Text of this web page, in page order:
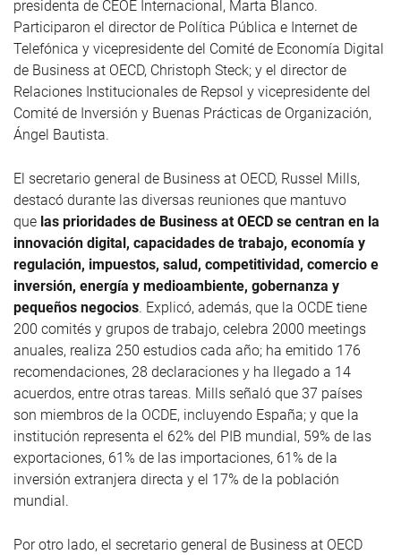
presidenta de CEOE Internacional, Marta Blanco.
Participaron el director de Política Pública e Internet de
Telefónica y vicepresidente del Comité de Economía Digital
de Business at OECD, Christoph Steck; y el director de
Relaciones Institucionales de Repsol y vicepresidente del
Comité de Inversión y Buenas Prácticas de Organización,
Ángel Bautista.
El secretario general de Business at OECD, Russel Mills,
destacó durante las diversas reuniones que mantuvo
que las prioridades de Business at OECD se centran en la
innovación digital, capacidades de trabajo, economía y
regulación, impuestos, salud, competitividad, comercio e
inversión, energía y medioambiente, gobernanza y
pequeños negocios. Explicó, además, que la OCDE tiene
200 comités y grupos de trabajo, celebra 2000 meetings
anuales, realiza 250 estudios cada año; ha emitido 176
recomendaciones, 28 declaraciones y ha llegado a 14
acuerdos, entre otras tareas. Mills señaló que 37 países
son miembros de la OCDE, incluyendo España; y que la
institución representa el 62% del PIB mundial, 59% de las
exportaciones, 61% de las importaciones, 61% de la
inversión extranjera directa y el 17% de la población
mundial.
Por otro lado, el secretario general de Business at OECD